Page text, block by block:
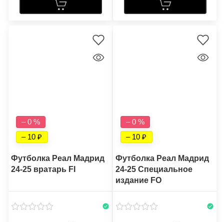
– 0 %
– 10
Футболка Реал Мадрид
24-25 вратарь FI
– 0 %
– 10
Футболка Реал Мадрид
24-25 Специальное
издание FO